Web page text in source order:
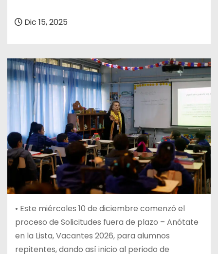
Dic 15, 2025
• Este miércoles 10 de diciembre comenzó el
proceso de Solicitudes fuera de plazo – Anótate
en la Lista, Vacantes 2026, para alumnos
repitentes, dando así inicio al periodo de